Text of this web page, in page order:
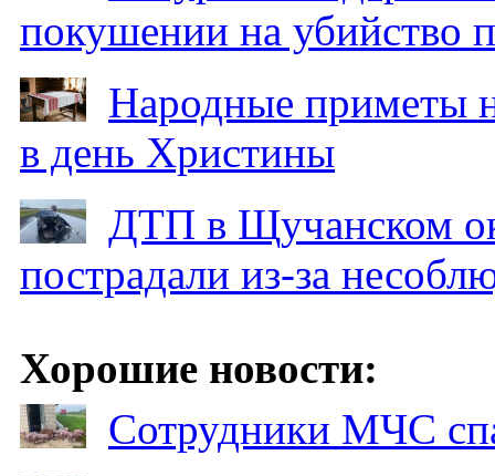
покушении на убийство
Народные приметы
в день Христины
ДТП в Щучанском
пострадали из-за
Хорошие новости:
Сотрудники МЧС